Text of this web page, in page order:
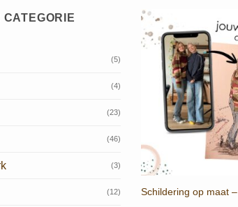
CATEGORIE
(5)
(4)
(23)
(46)
(3)
(12)
+
Schildering op maat